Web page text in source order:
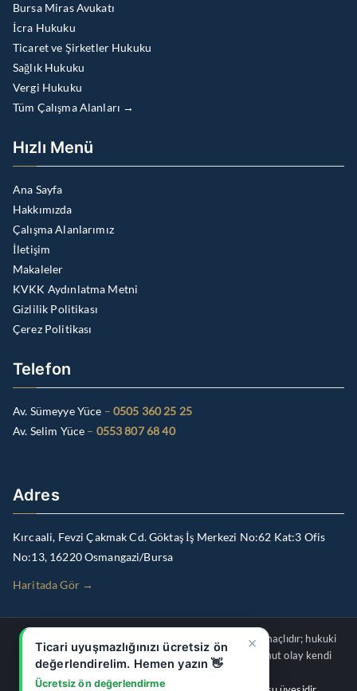
Bursa Miras Avukatı
İcra Hukuku
Ticaret ve Şirketler Hukuku
Sağlık Hukuku
Vergi Hukuku
Tüm Çalışma Alanları →
Hızlı Menü
Ana Sayfa
Hakkımızda
Çalışma Alanlarımız
İletişim
Makaleler
KVKK Aydınlatma Metni
Gizlilik Politikası
Çerez Politikası
Telefon
Av. Sümeyye Yüce – 0505 360 25 25
Av. Selim Yüce – 0553 807 68 40
Adres
Kırcaali, Fevzi Çakmak Cd. Göktaş İş Merkezi No:62 Kat:3 Ofis
No:13, 16220 Osmangazi/Bursa
Haritada Gör →
Bu internet sitesindeki içerikler genel bilgilendirme amaçlıdır; hukuki
danışmanlık veya vekâlet ilişkisi oluşturmaz. Her somut olay kendi
koşullarında ayrıca değerlendirilmelidir.
×
Ticari uyuşmazlığınızı ücretsiz ön
değerlendirelim. Hemen yazın 👋
Ücretsiz ön değerlendirme